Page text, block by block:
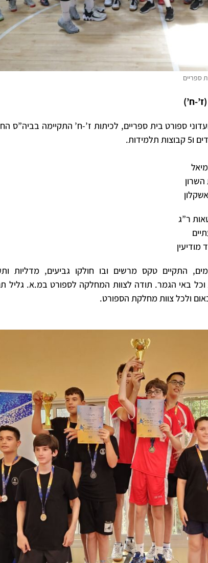
ספריים
ח’)
ספורט בית ספריים, לכיתות ז’-ח’ התקיימה בביה”ס
ר”ג
מודיעין
התקיים טקס מרשים ובו חולקו גביעים, מדליות
באי הגמר. תודה לצוות המחלקה לספורט במ.א. גליל
ולכל צוות מחלקת הספורט.